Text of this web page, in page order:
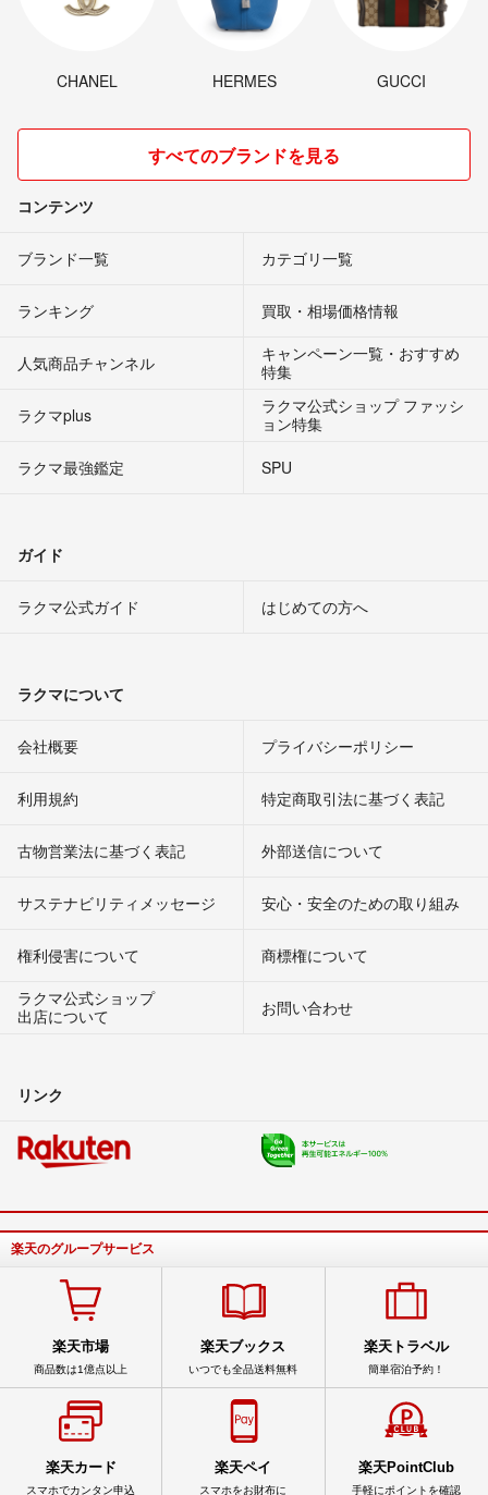
CHANEL HERMES GUCCI
すべてのブランドを見る
コンテンツ
ブランド一覧 カテゴリ一覧
ランキング 買取・相場価格情報
人気商品チャンネル
キャンペーン一覧・おすすめ
特集
ラクマplus
ラクマ公式ショップ ファッシ
ョン特集
ラクマ最強鑑定
SPU
ガイド
ラクマ公式ガイド はじめての方へ
ラクマについて
会社概要 プライバシーポリシー
利用規約 特定商取引法に基づく表記
古物営業法に基づく表記 外部送信について
サステナビリティメッセージ 安心・安全のための取り組み
権利侵害について
商標権について
ラクマ公式ショップ
出店について
お問い合わせ
リンク
楽天のグループサービス
楽天市場
商品数は1億点以上
楽天ブックス
いつでも全品送料無料
楽天トラベル
簡単宿泊予約！
楽天カード
スマホでカンタン申込
楽天ペイ
スマホをお財布に
楽天PointClub
手軽にポイントを確認